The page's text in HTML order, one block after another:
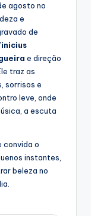
agosto no
e
de
e direção
traz as
sorrisos e
leve, onde
a escuta
convida o
instantes,
beleza no